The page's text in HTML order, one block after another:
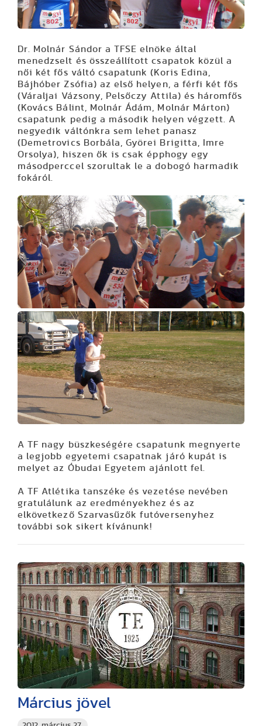
Dr. Molnár Sándor a TFSE elnöke által
menedzselt és összeállított csapatok közül a
női két fős váltó csapatunk (Koris Edina,
Bájhóber Zsófia) az első helyen, a férfi két fős
(Váraljai Vázsony, Pelsőczy Attila) és háromfős
(Kovács Bálint, Molnár Ádám, Molnár Márton)
csapatunk pedig a második helyen végzett. A
negyedik váltónkra sem lehet panasz
(Demetrovics Borbála, Györei Brigitta, Imre
Orsolya), hiszen ők is csak épphogy egy
másodperccel szorultak le a dobogó harmadik
fokáról.
A TF nagy büszkeségére csapatunk megnyerte
a legjobb egyetemi csapatnak járó kupát is
melyet az Óbudai Egyetem ajánlott fel.
A TF Atlétika tanszéke és vezetése nevében
gratulálunk az eredményekhez és az
elkövetkező Szarvasűzők futóversenyhez
további sok sikert kívánunk!
Március jövel